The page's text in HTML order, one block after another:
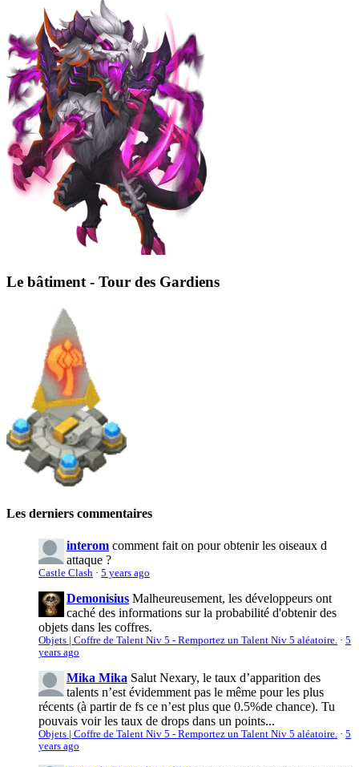
Le bâtiment - Tour des Gardiens
Les derniers commentaires
interom comment fait on pour obtenir les oiseaux d
attaque ?
Castle Clash · 5 years ago
Demonisius Malheureusement, les développeurs ont
caché des informations sur la probabilité d'obtenir des
objets dans les coffres.
Objets | Coffre de Talent Niv 5 - Remportez un Talent Niv 5 aléatoire. · 5
years ago
Mika Mika Salut Nexary, le taux d’apparition des
talents n’est évidemment pas le même pour les plus
récents (à partir de fs ce n’est plus que 0.5%de chance). Tu
pouvais voir les taux de drops dans un points...
Objets | Coffre de Talent Niv 5 - Remportez un Talent Niv 5 aléatoire. · 5
years ago